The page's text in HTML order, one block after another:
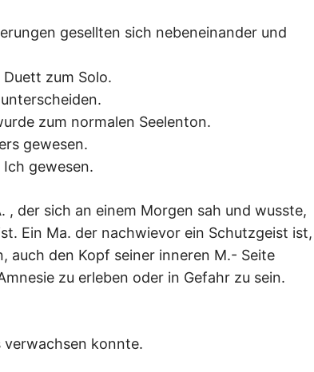
gesellten sich nebeneinander und
zum Solo.
zum normalen Seelenton.
gewesen.
gewesen.
, der sich an einem Morgen sah und wusste,
Ein Ma. der nachwievor ein Schutzgeist ist,
auch den Kopf seiner inneren M.- Seite
zu erleben oder in Gefahr zu sein.
verwachsen konnte.